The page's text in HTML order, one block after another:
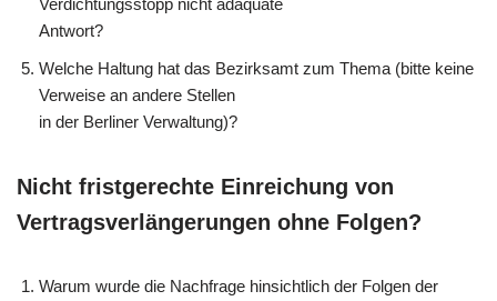
Antwort?
Welche Haltung hat das Bezirksamt zum Thema (bitte keine
Verweise an andere Stellen
in der Berliner Verwaltung)?
Nicht fristgerechte Einreichung von
Vertragsverlängerungen ohne Folgen?
Warum wurde die Nachfrage hinsichtlich der Folgen der